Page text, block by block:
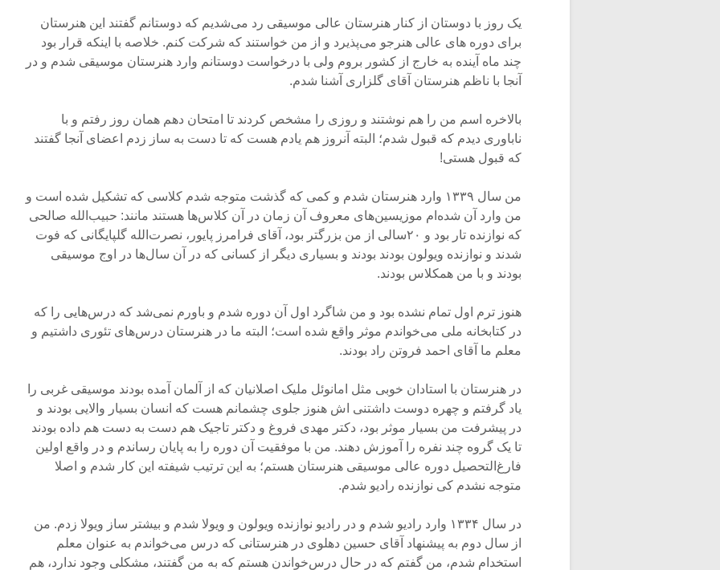
یک روز با دوستان از کنار هنرستان عالی موسیقی رد می‌شدیم که دوستانم گفتند این هنرستان
برای دوره های عالی هنرجو می‌پذیرد و از من خواستند که شرکت کنم. خلاصه با اینکه قرار بود
چند ماه آینده به خارج از کشور بروم ولی با درخواست دوستانم وارد هنرستان موسیقی شدم و در
آنجا با ناظم هنرستان آقای گلزاری آشنا شدم.
بالاخره اسم من را هم نوشتند و روزی را مشخص کردند تا امتحان دهم همان روز رفتم و با
ناباوری دیدم که قبول شدم؛ البته آنروز هم یادم هست که تا دست به ساز زدم اعضای آنجا گفتند
که قبول هستی!
من سال ۱۳۳۹ وارد هنرستان شدم و کمی که گذشت متوجه شدم کلاسی که تشکیل شده است و
من وارد آن شده‌ام موزیسین‌های معروف آن زمان در آن کلاس‌ها هستند مانند: حبیب‌الله صالحی
که نوازنده تار بود و ۲۰سالی از من بزرگتر بود، آقای فرامرز پایور، نصرت‌الله گلپایگانی که فوت
شدند و نوازنده ویولون بودند بودند و بسیاری دیگر از کسانی که در آن سال‌ها در اوج موسیقی
بودند و با من همکلاس بودند.
هنوز ترم اول تمام نشده بود و من شاگرد اول آن دوره شدم و باورم نمی‌شد که درس‌هایی را که
در کتابخانه ملی می‌خواندم موثر واقع شده است؛ البته ما در هنرستان درس‌های تئوری داشتیم و
معلم ما آقای احمد فروتن راد بودند.
در هنرستان با استادان خوبی مثل امانوئل ملیک اصلانیان که از آلمان آمده بودند موسیقی غربی را
یاد گرفتم و چهره‌ دوست داشتنی اش هنوز جلوی چشمانم هست که انسان بسیار والایی بودند و
در پیشرفت من بسیار موثر بود، دکتر مهدی فروغ و دکتر تاجیک هم دست به دست هم داده بودند
تا یک گروه چند نفره را آموزش دهند. من با موفقیت آن دوره را به پایان رساندم و در واقع اولین
فارغ‌التحصیل دوره عالی موسیقی هنرستان هستم؛ به این ترتیب شیفته این کار شدم و اصلا
متوجه نشدم کی نوازنده رادیو شدم.
در سال ۱۳۳۴ وارد رادیو شدم و در رادیو نوازنده ویولون و ویولا شدم و بیشتر ساز ویولا زدم. من
از سال دوم به پیشنهاد آقای حسین دهلوی در هنرستانی که درس می‌خواندم به عنوان معلم
استخدام شدم، من گفتم که در حال درس‌خواندن هستم که به من گفتند، مشکلی وجود ندارد، هم